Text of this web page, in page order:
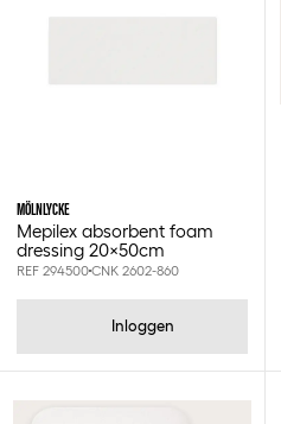
20x50cm
6x8x0.8cm
9x9cm
Sterile
MÖLNLYCKE
Mepilex absorbent foam
dressing 20x50cm
REF 294500CNK 2602-860
Inloggen